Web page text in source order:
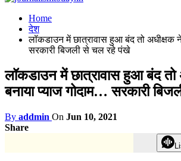
Home
देश
लॉकडाउन में छात्रावास हुआ बंद तो अधीक्षक
सरकारी बिजली से चल रहे पंखे
लॉकडाउन में छात्रावास हुआ बंद तो
बनाया प्याज गोदाम… सरकारी
By addmin On Jun 10, 2021
Share